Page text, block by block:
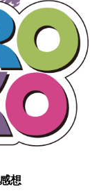
想